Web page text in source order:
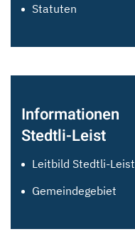
Statuten
Informationen
Stedtli-Leist
Leitbild Stedtli-Leist
Gemeindegebiet